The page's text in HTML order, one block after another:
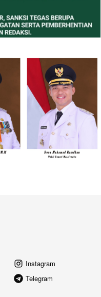
Instagram
Telegram